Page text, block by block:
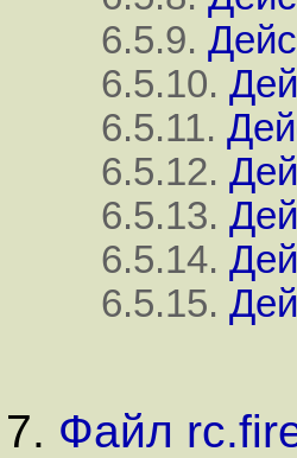
6.5.9.
6.5.10.
6.5.11.
6.5.12.
6.5.13.
6.5.14.
6.5.15.
7. Файл